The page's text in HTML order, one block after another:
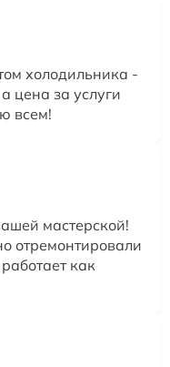
холодильника -
цена за услуги
всем!
мастерской!
отремонтировали
как